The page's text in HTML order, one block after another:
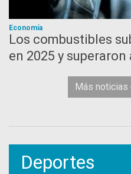
Economía
Los combustibles
en 2025 y
Más noticias
Deportes